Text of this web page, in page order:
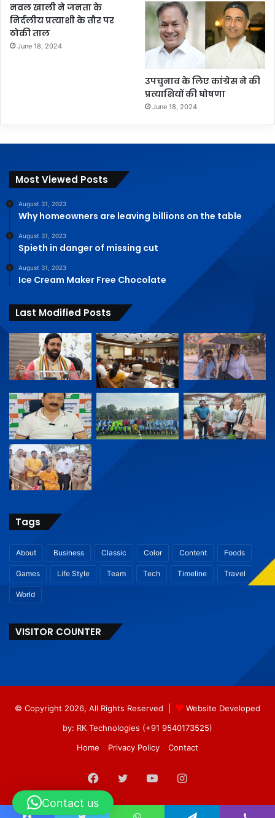
नवल खाली ने जनता के
निर्दलीय प्रत्याशी के तौर पर
ठोकी ताल
June 18, 2024
उपचुनाव के लिए कांग्रेस ने की
प्रत्याशियों की घोषणा
June 18, 2024
Most Viewed Posts
August 31, 2023
Why homeowners are leaving billions on the table
August 31, 2023
Spieth in danger of missing cut
August 31, 2023
Ice Cream Maker Free Chocolate
Last Modified Posts
Tags
About Business Classic Color Content Foods
Games Life Style Team Tech Timeline Travel
World
VISITOR COUNTER
© Copyright 2026, All Rights Reserved |
Website Developed
by: RK Technologies (+91 9540173525)
Home
Privacy Policy Contact
Facebook
TwitterYouTubeInstagram
Contact us